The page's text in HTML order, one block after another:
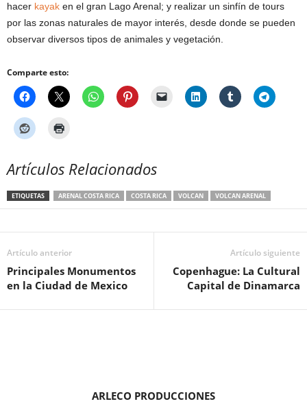
hacer kayak en el gran Lago Arenal; y realizar un sinfín de tours
por las zonas naturales de mayor interés, desde donde se pueden
observar diversos tipos de animales y vegetación.
Comparte esto:
Artículos Relacionados
ETIQUETAS ARENAL COSTA RICA COSTA RICA VOLCAN VOLCAN ARENAL
Artículo anterior
Principales Monumentos
en la Ciudad de Mexico
Artículo siguiente
Copenhague: La Cultural
Capital de Dinamarca
ARLECO PRODUCCIONES